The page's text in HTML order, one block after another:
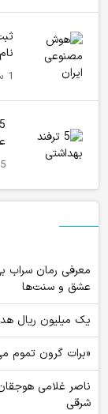
1 سال پیش
5 سال پیش
معرفی رمان سراب
عشق و سنت‌ها
یک میلیون ریال
«برات گرون تموم
ناصر غلامی
شرقی